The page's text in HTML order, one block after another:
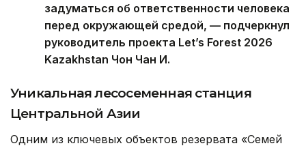
задуматься об ответственности человека
перед окружающей средой, — подчеркнул
руководитель проекта Let’s Forest 2026
Kazakhstan Чон Чан И.
Уникальная лесосеменная станция
Центральной Азии
Одним из ключевых объектов резервата «Семей